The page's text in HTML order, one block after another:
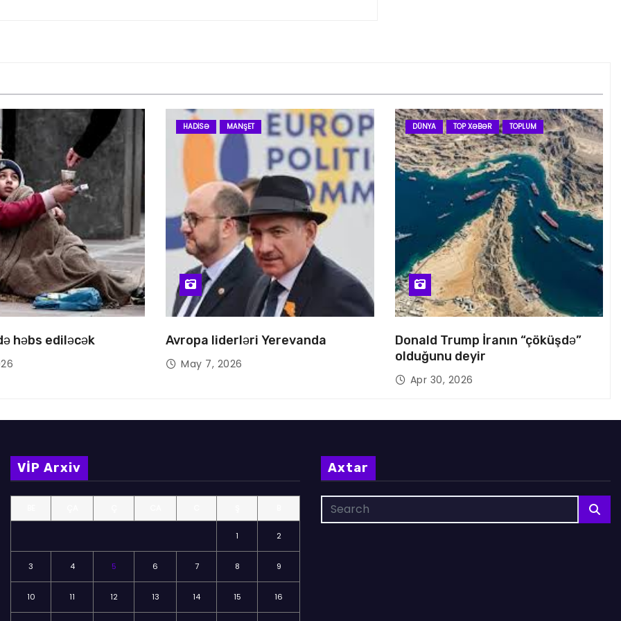
həbs ediləcək
HADISƏ MANŞET
Avropa liderləri Yerevanda
May 7, 2026
DÜNYA TOP XƏBƏR TOPLUM
Donald Trump İranın “çöküşdə”
olduğunu deyir
Apr 30, 2026
VİP Arxiv
1 2
3 4 5 6 7 8 9
10 11 12 13 14 15 16
Axtar